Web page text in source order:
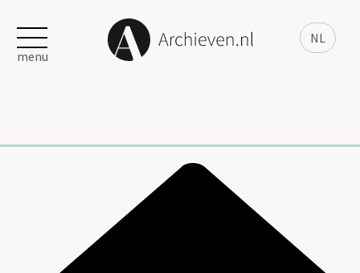
NL
menu